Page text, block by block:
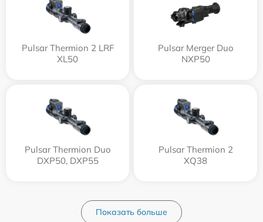
Pulsar Thermion 2 LRF
XL50
Pulsar Merger Duo
NXP50
Pulsar Thermion Duo
DXP50, DXP55
Pulsar Thermion 2
XQ38
Показать больше